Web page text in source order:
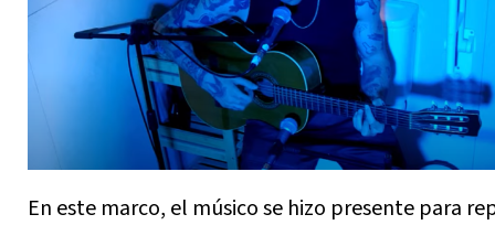
En este marco, el músico se hizo presente para